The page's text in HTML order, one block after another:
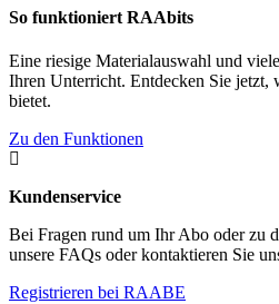
So funktioniert RAAbits
Eine riesige Materialauswahl und
Ihren Unterricht. Entdecken Sie jetzt,
bietet.
Zu den Funktionen

Kundenservice
Bei Fragen rund um Ihr Abo oder zu
unsere FAQs oder kontaktieren Sie
Registrieren bei RAABE